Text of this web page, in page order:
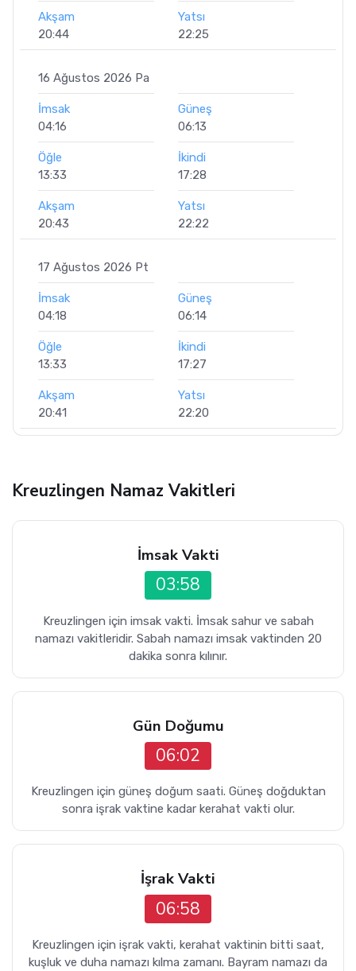
Akşam
20:44
Yatsı
22:25
16 Ağustos 2026 Pa
İmsak
04:16
Güneş
06:13
Öğle
13:33
İkindi
17:28
Akşam
20:43
Yatsı
22:22
17 Ağustos 2026 Pt
İmsak
04:18
Güneş
06:14
Öğle
13:33
İkindi
17:27
Akşam
20:41
Yatsı
22:20
Kreuzlingen Namaz Vakitleri
İmsak Vakti
03:58
Kreuzlingen için imsak vakti. İmsak sahur ve sabah
namazı vakitleridir. Sabah namazı imsak vaktinden 20
dakika sonra kılınır.
Gün Doğumu
06:02
Kreuzlingen için güneş doğum saati. Güneş doğduktan
sonra işrak vaktine kadar kerahat vakti olur.
İşrak Vakti
06:58
Kreuzlingen için işrak vakti, kerahat vaktinin bitti saat,
kuşluk ve duha namazı kılma zamanı. Bayram namazı da